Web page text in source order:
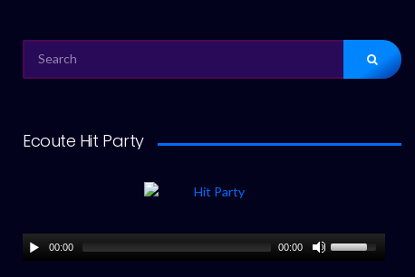
FOR:
Ecoute Hit Party
00:00 00:00